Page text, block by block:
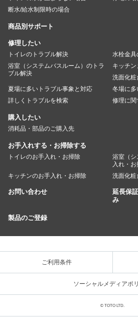
断水/給水制限時の場合
商品別サポート
修理したい
トイレのトラブル解決
水栓金具
浴室（システムバスルーム）のトラ
ブル解決
キッチ
洗面化粧
夏場に多いトラブル事象と対応
冬場に多
詳しくトラブルを検索
修理に関
購入したい
消耗品・部品のご購入先
お手入れする・お掃除する
トイレのお手入れ・お掃除
浴室（シ
入れ・
キッチンのお手入れ・お掃除
洗面化粧
お問い合わせ
延長保
み
製品のご登録
ご利用条件
ソーシャルメディアポ
© TOTO LTD.